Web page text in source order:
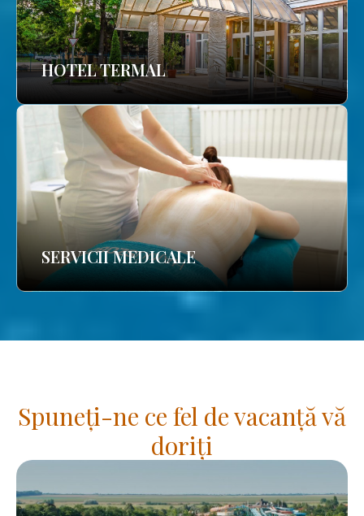
HOTEL TERMAL
SERVICII MEDICALE
Spuneți-ne ce fel de vacanță vă
doriți